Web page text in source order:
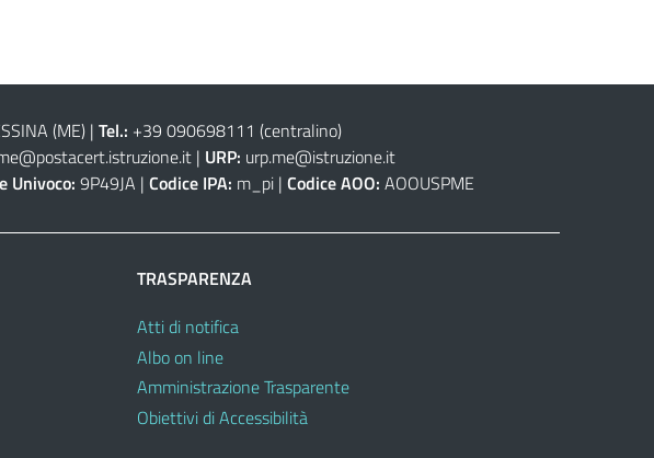
(ME)| Tel.: +39 090698111 (centralino)
| URP: urp.me@istruzione.it
Univoco: 9P49JA | Codice IPA: m_pi | Codice AOO: AOOUSPME
TRASPARENZA
Atti di notifica
Albo on line
Amministrazione Trasparente
Obiettivi di Accessibilità